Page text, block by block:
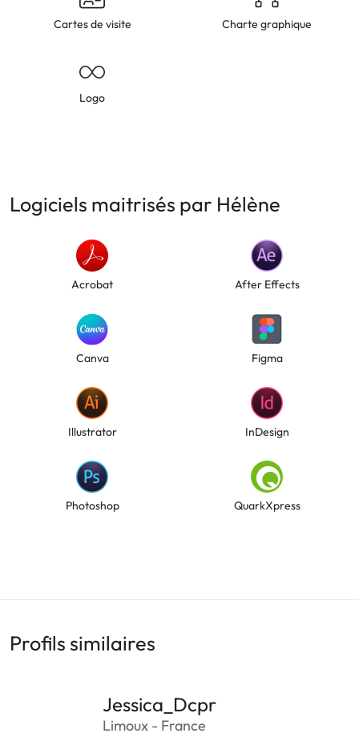
Cartes de visite Charte graphique
Logo
Logiciels maitrisés par Hélène
Acrobat After Effects
Canva Figma
Illustrator InDesign
Photoshop QuarkXpress
Profils similaires
Jessica_Dcpr
Limoux - France